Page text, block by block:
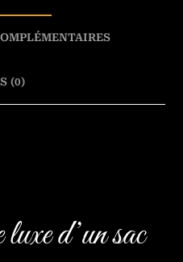
(0)
d’un sac